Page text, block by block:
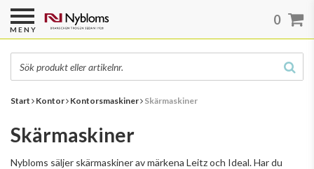
Start Kontor Kontorsmaskiner Skärmaskiner
Skärmaskiner
Nybloms säljer skärmaskiner av märkena Leitz och Ideal. Har du
MENY
0